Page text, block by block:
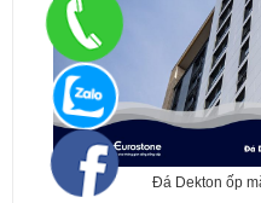
Đá Dekton ốp